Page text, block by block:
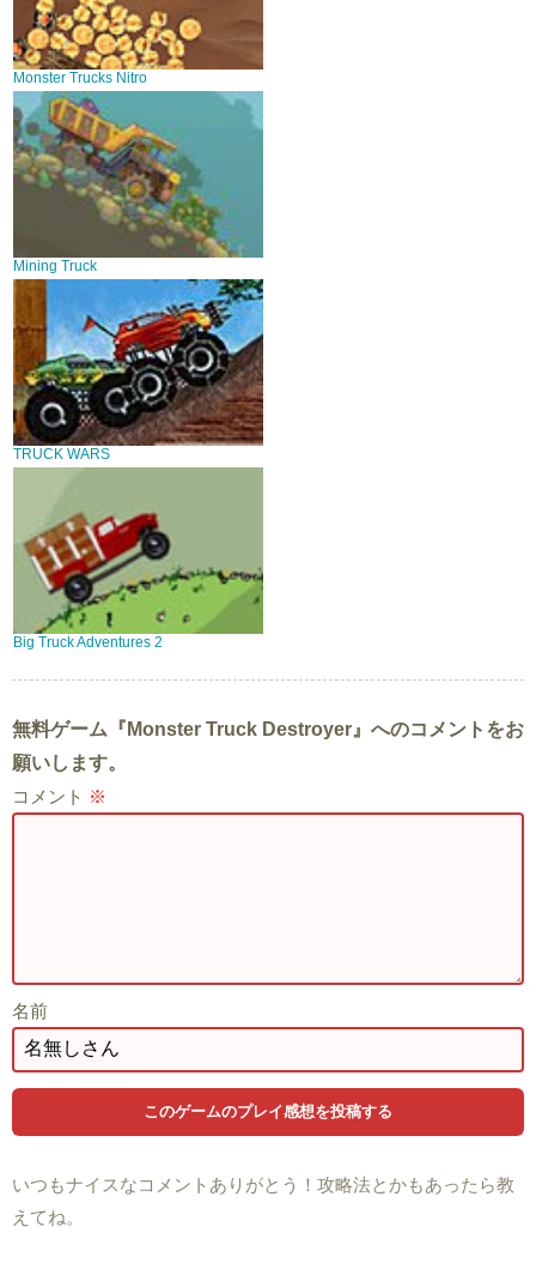
Monster Trucks Nitro
Mining Truck
TRUCK WARS
Big Truck Adventures 2
無料ゲーム『Monster Truck Destroyer』へのコメントをお
願いします。
コメント ※
名前
いつもナイスなコメントありがとう！攻略法とかもあったら教
えてね。